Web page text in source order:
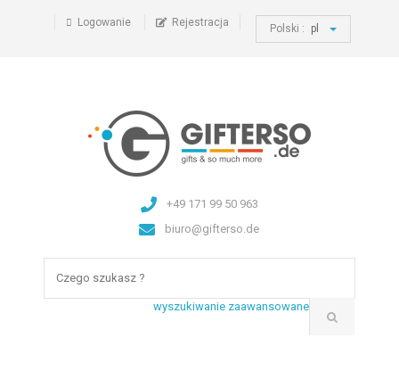
Logowanie Rejestracja Polski : pl
+49 171 99 50 963
biuro@gifterso.de
wyszukiwanie zaawansowane